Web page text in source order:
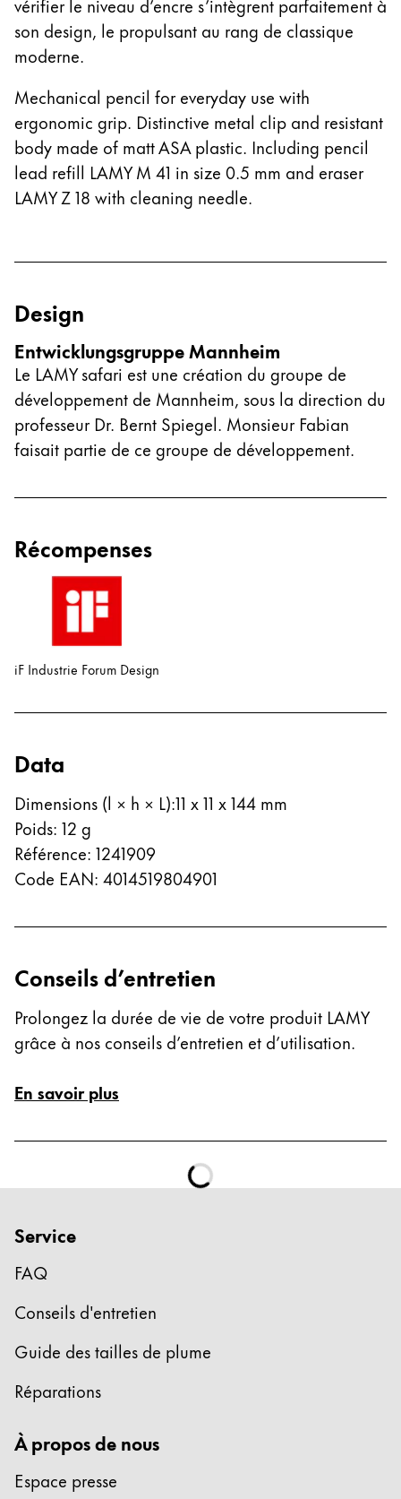
Cette région répertorie les pays et les langues
Amérique du Sud
Cette région répertorie les pays et les langues
português
Chile
español
Mexico
Afrique
English
Asie-Pacifique
Cette région répertorie les pays et les langues
Australia
English
China
한국어
New Zealand
English
Philippines
English
Taiwan
Thailand
ไทย
Vietnam
Khmer
English
Cette région répertorie les pays et les langues
Océanie
son design, le propulsant au rang de classique
moderne.
Mechanical pencil for everyday use with
ergonomic grip. Distinctive metal clip and resistant
body made of matt ASA plastic. Including pencil
lead refill LAMY M 41 in size 0.5 mm and eraser
LAMY Z 18 with cleaning needle.
Design
Entwicklungsgruppe Mannheim
Le LAMY safari est une création du groupe de
développement de Mannheim, sous la direction du
professeur Dr. Bernt Spiegel. Monsieur Fabian
faisait partie de ce groupe de développement.
Récompenses
iF Industrie Forum Design
Data
Dimensions (l × h × L):11 x 11 x 144 mm
Poids: 12 g
Référence: 1241909
Code EAN: 4014519804901
Conseils d’entretien
Prolongez la durée de vie de votre produit LAMY
grâce à nos conseils d’entretien et d’utilisation.
En savoir plus
Service
FAQ
Conseils d'entretien
Guide des tailles de plume
Réparations
À propos de nous
Espace presse